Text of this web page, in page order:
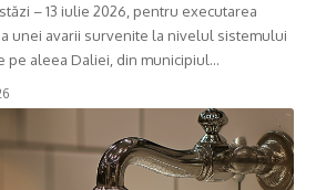
– 13 iulie 2026, pentru executarea
unei avarii survenite la nivelul sistemului
pe aleea Daliei, din municipiul…